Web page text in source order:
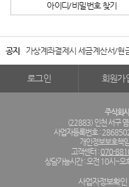
아이디/비밀번호 찾기
공지 가상계좌결제시 세금계산서/현
로그인 회원가
주식회
(22883) 인천 서구
사업자등록번호 :
개인정보보호책
고객센터 :070-
상담가능시간 : 오전 10시~오
사업자정보확인